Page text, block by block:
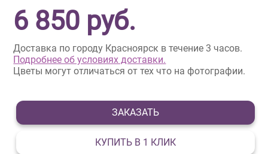
6 850 руб.
Доставка по городу Красноярск в течение 3 часов.
Подробнее об условиях доставки.
Цветы могут отличаться от тех что на фотографии.
ЗАКАЗАТЬ
КУПИТЬ В 1 КЛИК